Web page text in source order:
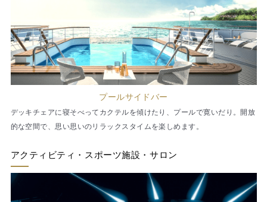
プールサイドバー
デッキチェアに寝そべってカクテルを傾けたり、プールで寛いだり。開放
的な空間で、思い思いのリラックスタイムを楽しめます。
アクティビティ・スポーツ施設・サロン